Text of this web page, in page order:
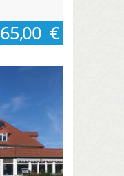
65,00 €